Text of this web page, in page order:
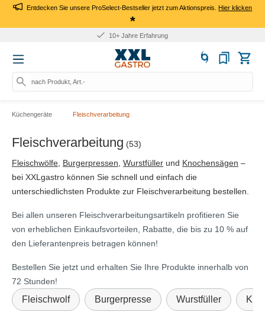
Entdecken Sie unsere ProSelect-Bestseller jetzt zum Aktionspreis.Hier klicken
*
10+ Jahre Erfahrung
nach Produkt, Art.-Nr., Mark
Küchengeräte Fleischverarbeitung
Fleischverarbeitung (53)
Fleischwölfe Burgerpressen Wurstfüller und Knochensägen –
bei XXLgastro können Sie schnell und einfach die
unterschiedlichsten Produkte zur Fleischverarbeitung bestellen.
Bei allen unseren Fleischverarbeitungsartikeln profitieren Sie
von erheblichen Einkaufsvorteilen, Rabatte, die bis zu 10 % auf
den Lieferantenpreis betragen können!
Bestellen Sie jetzt und erhalten Sie Ihre Produkte innerhalb von
72 Stunden!
Fleischwolf Burgerpresse Wurstfüller